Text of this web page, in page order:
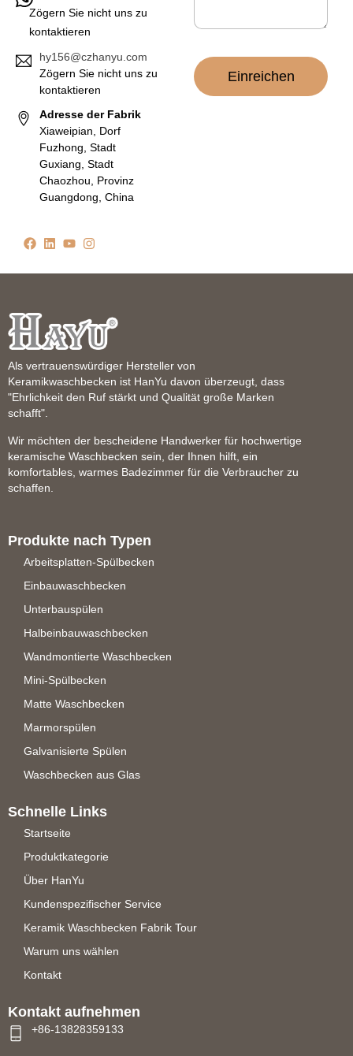
Zögern Sie nicht uns zu
kontaktieren
hy156@czhanyu.com
Zögern Sie nicht uns zu
kontaktieren
Adresse der Fabrik
Xiaweipian, Dorf
Fuzhong, Stadt
Guxiang, Stadt
Chaozhou, Provinz
Guangdong, China
Einreichen
Als vertrauenswürdiger Hersteller von
Keramikwaschbecken ist HanYu davon überzeugt, dass
"Ehrlichkeit den Ruf stärkt und Qualität große Marken
schafft".
Wir möchten der bescheidene Handwerker für hochwertige
keramische Waschbecken sein, der Ihnen hilft, ein
komfortables, warmes Badezimmer für die Verbraucher zu
schaffen.
Produkte nach Typen
Arbeitsplatten-Spülbecken
Einbauwaschbecken
Unterbauspülen
Halbeinbauwaschbecken
Wandmontierte Waschbecken
Mini-Spülbecken
Matte Waschbecken
Marmorspülen
Galvanisierte Spülen
Waschbecken aus Glas
Schnelle Links
Startseite
Produktkategorie
Über HanYu
Kundenspezifischer Service
Keramik Waschbecken Fabrik Tour
Warum uns wählen
Kontakt
Kontakt aufnehmen
+86-13828359133